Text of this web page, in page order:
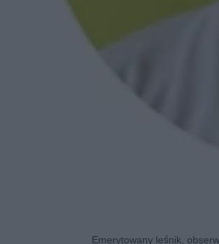
Emerytowany leśnik,